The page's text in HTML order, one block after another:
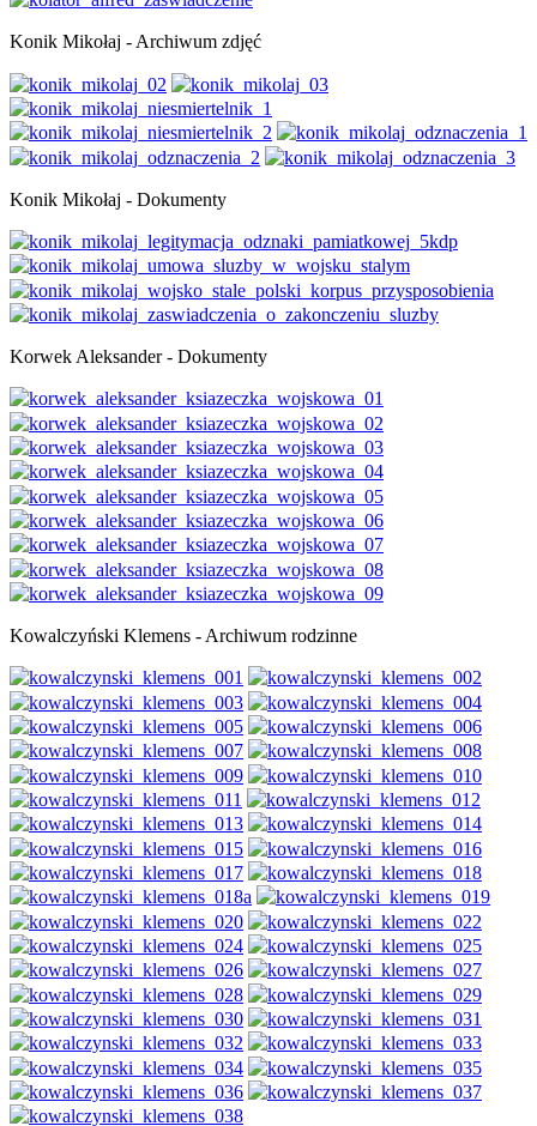
Konik Mikołaj - Archiwum zdjęć
Konik Mikołaj - Dokumenty
Korwek Aleksander - Dokumenty
Kowalczyński Klemens - Archiwum rodzinne